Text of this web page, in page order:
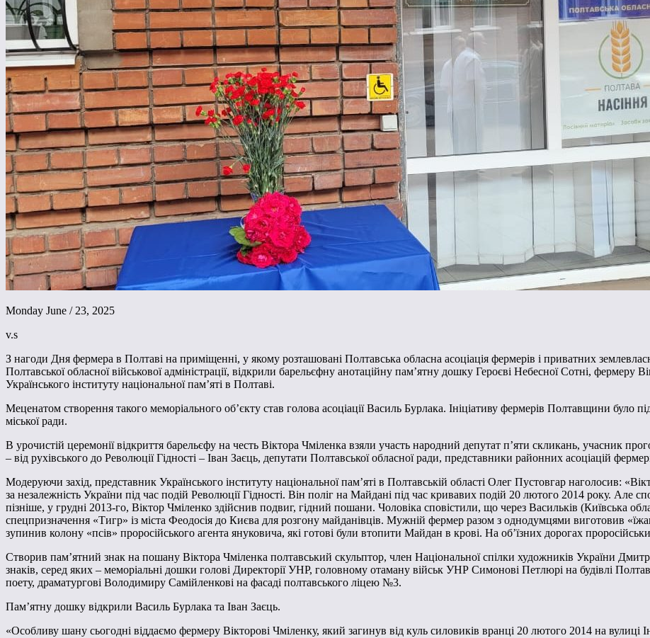
Monday June / 23, 2025
v.s
З нагоди Дня фермера в Полтаві на приміщенні, у якому розташовані Полтавська обласна асоціація фермерів і приватних
Полтавської обласної військової адміністрації, відкрили барельєфну анотаційну пам’ятну дошку Героєві Небесної Сотні, фермеру
Українського інституту національної пам’яті в Полтаві.
Меценатом створення такого меморіального об’єкту став голова асоціації Василь Бурлака. Ініціативу фермерів Полтавщини було
міської ради.
В урочистій церемонії відкриття барельєфу на честь Віктора Чміленка взяли участь народний депутат п’яти скликань, учасник
– від рухівського до Революції Гідності – Іван Заєць, депутати Полтавської обласної ради, представники районних асоціацій
Модеруючи захід, представник Українського інституту національної пам’яті в Полтавській області Олег Пустовгар наголосив:
за незалежність України під час подій Революції Гідності. Він поліг на Майдані під час кривавих подій 20 лютого 2014 року. Але
пізніше, у грудні 2013-го, Віктор Чміленко здійснив подвиг, гідний пошани. Чоловіка сповістили, що через Васильків (Київська
спецпризначення «Тигр» із міста Феодосія до Києва для розгону майданівців. Мужній фермер разом з однодумцями виготовив
зупинив колону «псів» проросійського агента януковича, які готові були втопити Майдан в крові. На об’їзних дорогах
Створив пам’ятний знак на пошану Віктора Чміленка полтавський скульптор, член Національної спілки художників України
знаків, серед яких – меморіальні дошки голові Директорії УНР, головному отаману військ УНР Симонові Петлюрі на будівлі
поету, драматургові Володимиру Самійленкові на фасаді полтавського ліцею №3.
Пам’ятну дошку відкрили Василь Бурлака та Іван Заєць.
«Особливу шану сьогодні віддаємо фермеру Вікторові Чміленку, який загинув від куль силовиків вранці 20 лютого 2014 на вулиці